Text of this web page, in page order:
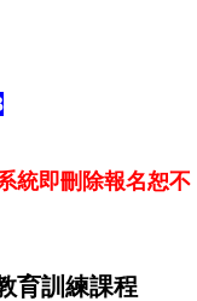
統即刪除報名恕不
育訓練課程